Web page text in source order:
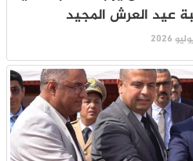
عيد العرش المجيد